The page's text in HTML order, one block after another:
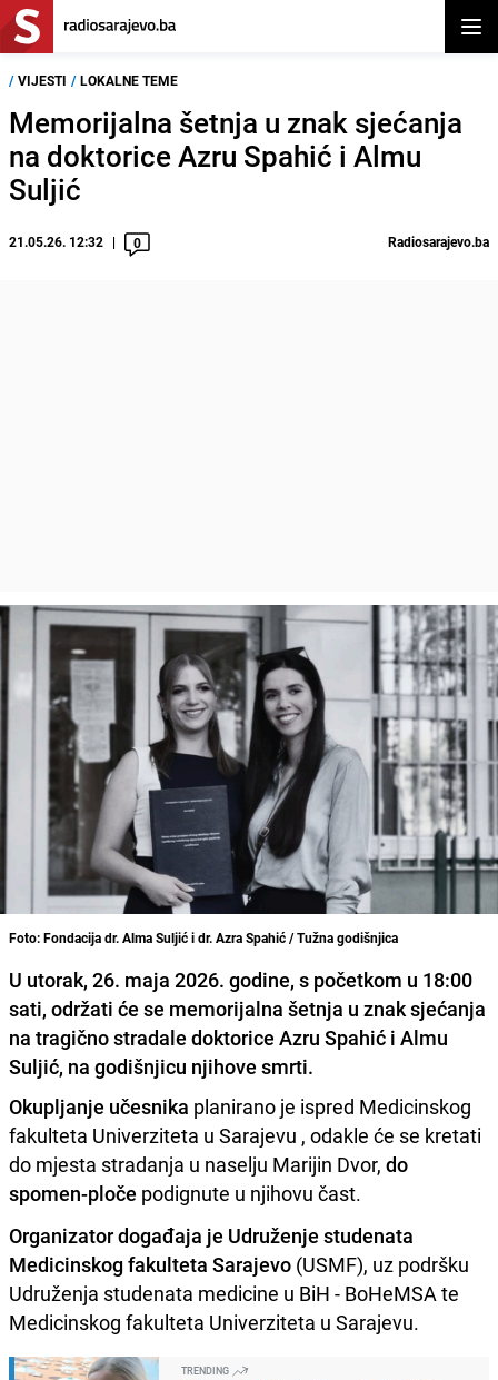
/ VIJESTI / LOKALNE TEME
Memorijalna šetnja u znak sjećanja
na doktorice Azru Spahić i Almu
Suljić
21.05.26. 12:32 0 Radiosarajevo.ba
Foto: Fondacija dr. Alma Suljić i dr. Azra Spahić / Tužna godišnjica
U utorak, 26. maja 2026. godine, s početkom u 18:00
sati, održati će se memorijalna šetnja u znak sjećanja
na tragično stradale doktorice Azru Spahić i Almu
Suljić, na godišnjicu njihove smrti.
Okupljanje učesnika planirano je ispred Medicinskog
fakulteta Univerziteta u Sarajevu , odakle će se kretati
do mjesta stradanja u naselju Marijin Dvor, do
spomen-ploče podignute u njihovu čast.
Organizator događaja je Udruženje studenata
Medicinskog fakulteta Sarajevo (USMF), uz podršku
Udruženja studenata medicine u BiH - BoHeMSA te
Medicinskog fakulteta Univerziteta u Sarajevu.
TRENDING